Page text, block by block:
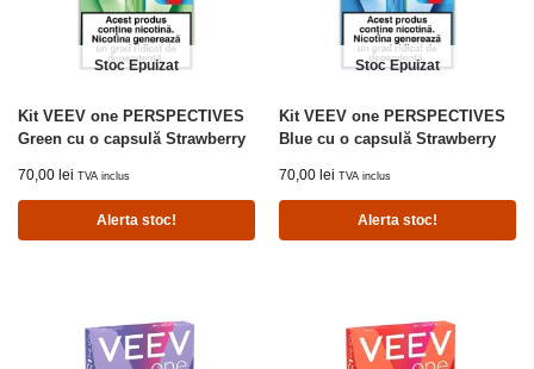
Stoc Epuizat
Kit VEEV one PERSPECTIVES
Green cu o capsulă Strawberry
70,00 lei TVA inclus
Alerta stoc!
Stoc Epuizat
Kit VEEV one PERSPECTIVES
Blue cu o capsulă Strawberry
70,00 lei TVA inclus
Alerta stoc!